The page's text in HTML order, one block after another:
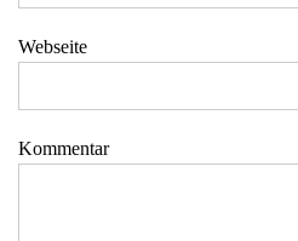
Webseite
Kommentar